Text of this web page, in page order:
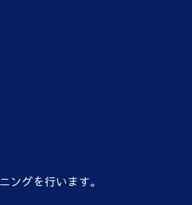
ングを行います。